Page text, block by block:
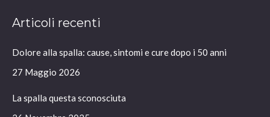
opens
new
window
opens
new
window
opens
new
window
opens
new
window
Articoli recenti
Dolore alla spalla: cause, sintomi e cure dopo i 50 anni
27 Maggio 2026
La spalla questa sconosciuta